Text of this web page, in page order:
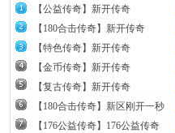
【公益传奇】新开传奇
【180合击传奇】新开传奇
【特色传奇】新开传奇
【金币传奇】新开传奇
【复古传奇】新开传奇
【180合击传奇】新区刚开一秒
【176公益传奇】176公益传奇